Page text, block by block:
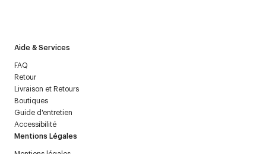
Aide & Services
FAQ
Retour
Livraison et Retours
Boutiques
Guide d'entretien
Accessibilité
Mentions Légales